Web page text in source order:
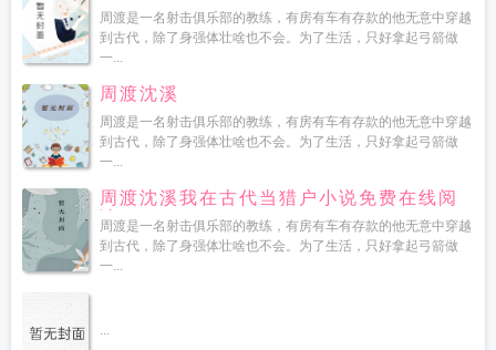
周渡是一名射击俱乐部的教练，有房有车有存款的他无意中穿越
到古代，除了身强体壮啥也不会。为了生活，只好拿起弓箭做
一...
周渡沈溪
周渡是一名射击俱乐部的教练，有房有车有存款的他无意中穿越
到古代，除了身强体壮啥也不会。为了生活，只好拿起弓箭做
一...
周渡沈溪我在古代当猎户小说免费在线阅
读
周渡是一名射击俱乐部的教练，有房有车有存款的他无意中穿越
到古代，除了身强体壮啥也不会。为了生活，只好拿起弓箭做
一...
...